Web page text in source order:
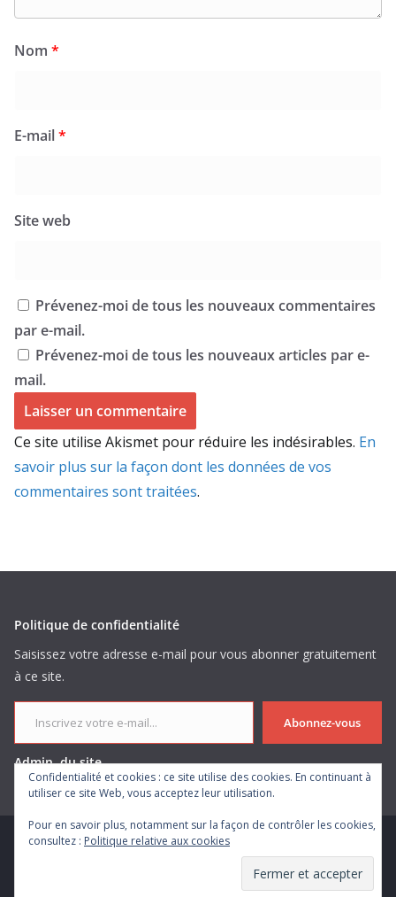
Nom *
E-mail*
Site web
Prévenez-moi de tous les nouveaux commentaires
par e-mail.
Prévenez-moi de tous les nouveaux articles par e-
mail.
Ce site utilise Akismet pour réduire les indésirables. En
savoir plus sur la façon dont les données de vos
commentaires sont traitées.
Politique de confidentialité
Saisissez votre adresse e-mail pour vous abonner gratuitement
à ce site.
Inscrivez votre e-mail...
Abonnez-vous
Admin. du site
. Tous droits réservés.
par ThemeGrill. Propulsé parWordPress
Confidentialité et cookies : ce site utilise des cookies. En continuant à
utiliser ce site Web, vous acceptez leur utilisation.
Pour en savoir plus, notamment sur la façon de contrôler les cookies,
consultez : Politique relative aux cookies